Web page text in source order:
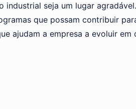
seja um lugar
que possam contribuir
ajudam a empresa a evoluir em